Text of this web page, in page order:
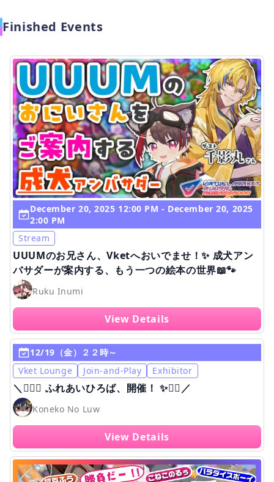
Finished Events
December 20, 2025 12:00 PM - December 20, 2025
2:00 PM
Stream
UUUMのお兄さん、Vketへおいでませ！✨ 成犬アン
バサダーが案内する、もう一つの絵本の世界📖🐾
Ruku Inumi
View Details
12/19（金）２２時～
Vket Lounge
Join-and-Play Exhibitor
＼🧚‍♀️✨ ふれあいひろば、開催！ ✨🧚‍♂️／
Koneko No Luw
View Details